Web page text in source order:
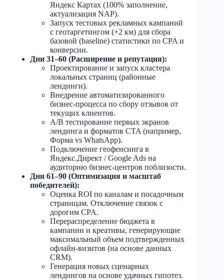
Яндекс Картах (100% заполнение,
актуализация NAP).
Запуск тестовых рекламных кампаний
с геотаргетингом (+2 км) для сбора
базовой (baseline) статистики по CPA и
конверсии.
Дни 31–60 (Расширение и репутация):
Проектирование и запуск кластера
локальных страниц (районные
лендинги).
Внедрение автоматизированного
бизнес-процесса по сбору отзывов от
текущих клиентов.
A/B тестирование первых экранов
лендинга и форматов CTA (например,
Форма vs WhatsApp).
Подключение геофенсинга в
Яндекс.Директ / Google Ads на
аудиторию бизнес-центров поблизости.
Дни 61–90 (Оптимизация и масштаб
победителей):
Оценка ROI по каналам и посадочным
страницам. Отключение связок с
дорогим CPA.
Перераспределение бюджета в
кампании и креативы, генерирующие
максимальный объем подтвержденных
офлайн-визитов (на основе данных
CRM).
Генерация новых сценарных
лендингов на основе удачных гипотез.